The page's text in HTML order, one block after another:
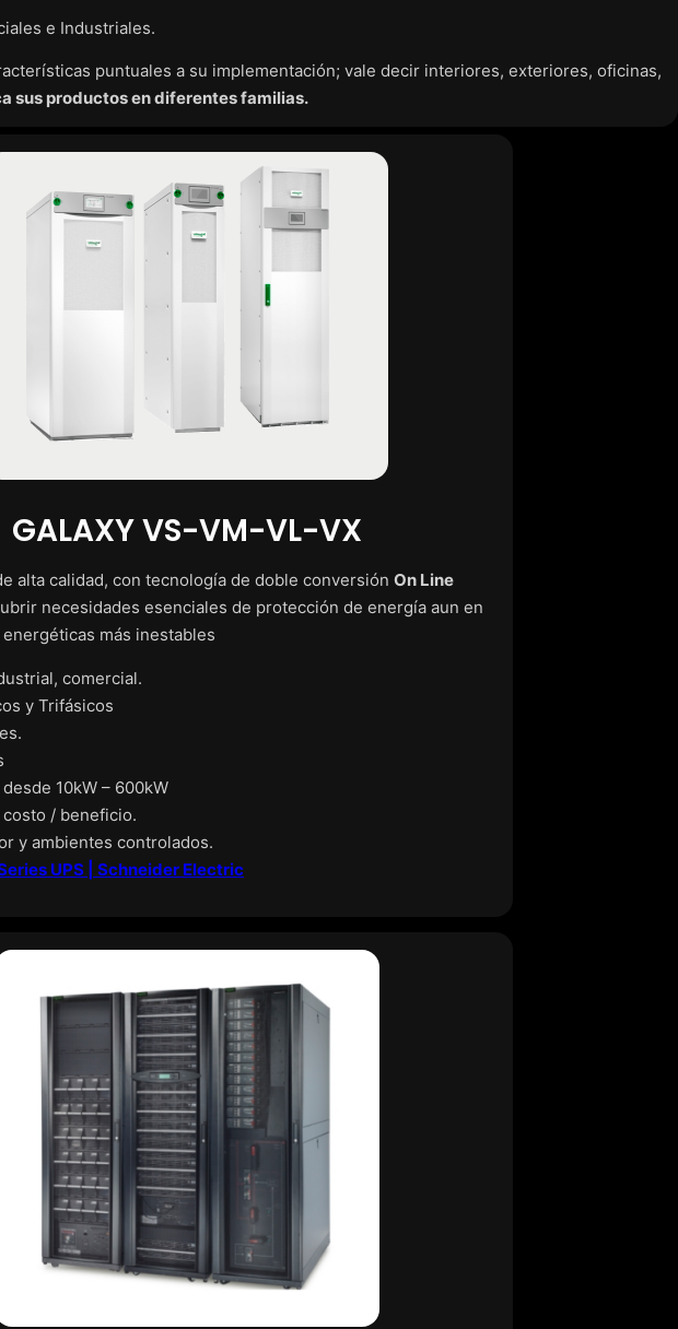
e Industriales.
puntuales a su implementación; vale decir interiores, exteriores, oficinas,
sus productos en diferentes familias.
GALAXY VS-VM-VL-VX
alta calidad, con tecnología de doble conversión On Line
necesidades esenciales de protección de energía aun en
más inestables
comercial.
y Trifásicos
10kW – 600kW
/ beneficio.
y ambientes controlados.
UPS | Schneider Electric